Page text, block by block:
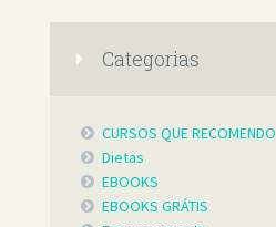
Categorias
CURSOS QUE RECOMENDO
Dietas
EBOOKS
EBOOKS GRÁTIS